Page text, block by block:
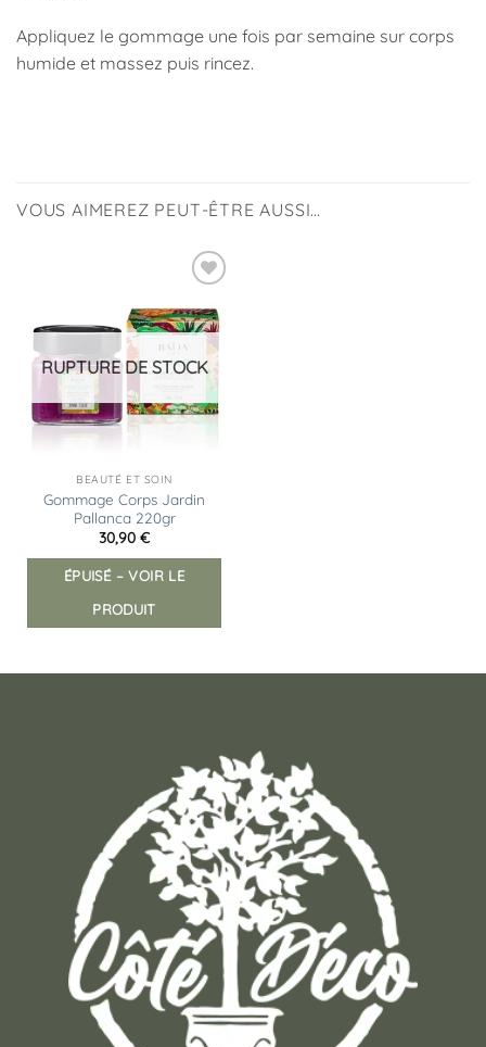
Appliquez le gommage une fois par semaine sur corps
humide et massez puis rincez.
VOUS AIMEREZ PEUT-ÊTRE AUSSI…
à la
liste
d’envies
RUPTURE DE STOCK
BEAUTÉ ET SOIN
Gommage Corps Jardin
Pallanca 220gr
30,90 €
ÉPUISÉ – VOIR LE
PRODUIT